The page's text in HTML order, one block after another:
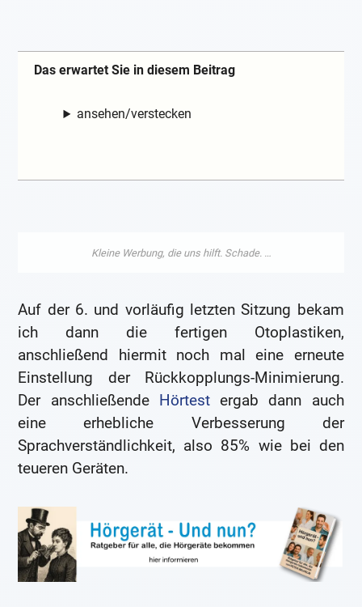
Das erwartet Sie in diesem Beitrag
ansehen/verstecken
Auf der 6. und vorläufig letzten Sitzung bekam
ich dann die fertigen Otoplastiken,
anschließend hiermit noch mal eine erneute
Einstellung der Rückkopplungs-Minimierung.
Der anschließende Hörtestergab dann auch
eine erhebliche Verbesserung der
Sprachverständlichkeit, also 85% wie bei den
teueren Geräten.